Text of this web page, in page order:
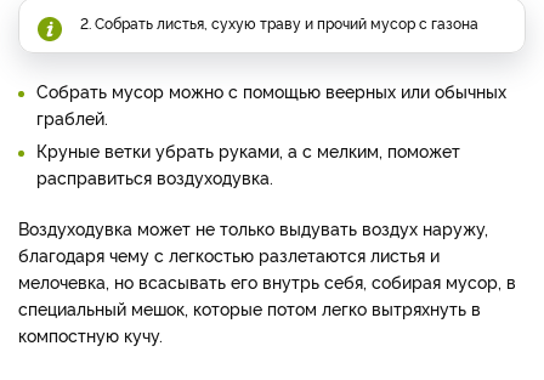
2. Собрать листья, сухую траву и прочий мусор с газона
Собрать мусор можно с помощью веерных или обычных
граблей.
Круные ветки убрать руками, а с мелким, поможет
расправиться воздуходувка.
Воздуходувка может не только выдувать воздух наружу,
благодаря чему с легкостью разлетаются листья и
мелочевка, но всасывать его внутрь себя, собирая мусор, в
специальный мешок, которые потом легко вытряхнуть в
компостную кучу.